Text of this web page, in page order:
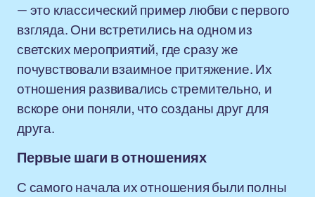
— это классический пример любви с первого
взгляда. Они встретились на одном из
светских мероприятий, где сразу же
почувствовали взаимное притяжение. Их
отношения развивались стремительно, и
вскоре они поняли, что созданы друг для
друга.
Первые шаги в отношениях
С самого начала их отношения были полны